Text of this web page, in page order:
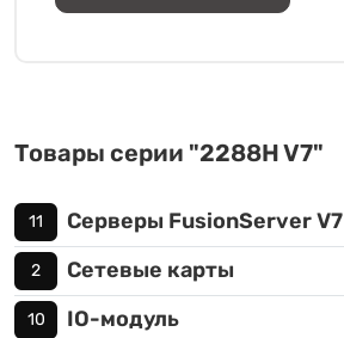
Товары серии "2288H V7"
11 Серверы FusionServer V7
2 Сетевые карты
10 IO-модуль